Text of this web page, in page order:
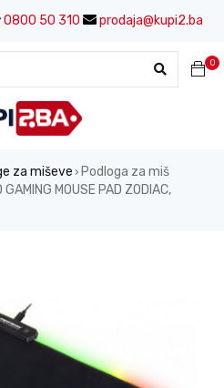
0800 50 310 prodaja@kupi2.ba
0
za miševe › Podloga za miš
MOUSE PAD ZODIAC,